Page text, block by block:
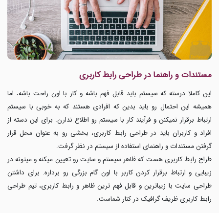
مستندات و راهنما در طراحی رابط کاربری
این کاملا درسته که سیستم باید قابل فهم باشه و کار با اون راحت باشه، اما
همیشه این احتمال رو باید بدین که افرادی هستند که به خوبی با سیستم
ارتباط برقرار نمیکنن و فرآیند کار با سیستم رو اطلاع ندارن. برای این دسته از
افراد و کاربران باید در طراحی رابط کاربری، بخشی رو به عنوان محل قرار
گرفتن مستندات و راهنمای استفاده از سیستم در نظر گرفت.
طراح رابط کاربری هست که ظاهر سیستم و سایت رو تعیین میکنه و میتونه در
زیبایی و ارتباط برقرار کردن کاربر با اون گام بزرگی رو برداره. برای داشتن
طراحی سایت با زیباترین و قابل فهم ترین ظاهر و رابط کاربری، تیم طراحی
رابط کاربری ظریف گرافیک در کنار شماست.